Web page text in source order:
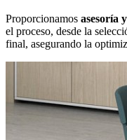
Proporcionamos asesoría
el proceso, desde la
final, asegurando la